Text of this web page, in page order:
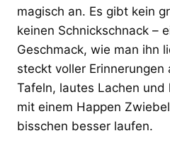
magisch an. Es gibt kein
keinen Schnickschnack –
Geschmack, wie man ihn
steckt voller Erinnerungen
Tafeln, lautes Lachen und
mit einem Happen
bisschen besser laufen.